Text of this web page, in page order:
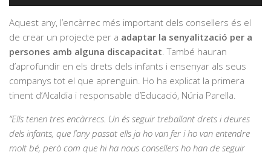
d'àudio
Aquest any, l’encàrrec més important dels consellers és el
de crear un projecte per a adaptar la senyalització per a
persones amb alguna discapacitat. També hauran
d’aprofundir en els drets dels infants i ensenyar als seus
companys tot el que aprenguin. Ho ha explicat la primera
tinent d’Alcaldia i responsable d’Educació, Núria Parella.
“Ells tenen tres encàrrecs. Un és seguir treballant drets i deures
dels infants, que l’any passat ells ja ho van fer i ho van entendre
molt bé, però com que hi ha nous consellers ho han de seguir